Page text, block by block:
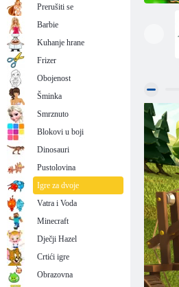
Prerušiti se
Barbie
Kuhanje hrane
Frizer
Obojenost
Šminka
Smrznuto
Blokovi u boji
Dinosauri
Pustolovina
Igre za dvoje
Vatra i Voda
Minecraft
Dječji Hazel
Crtići igre
Obrazovna